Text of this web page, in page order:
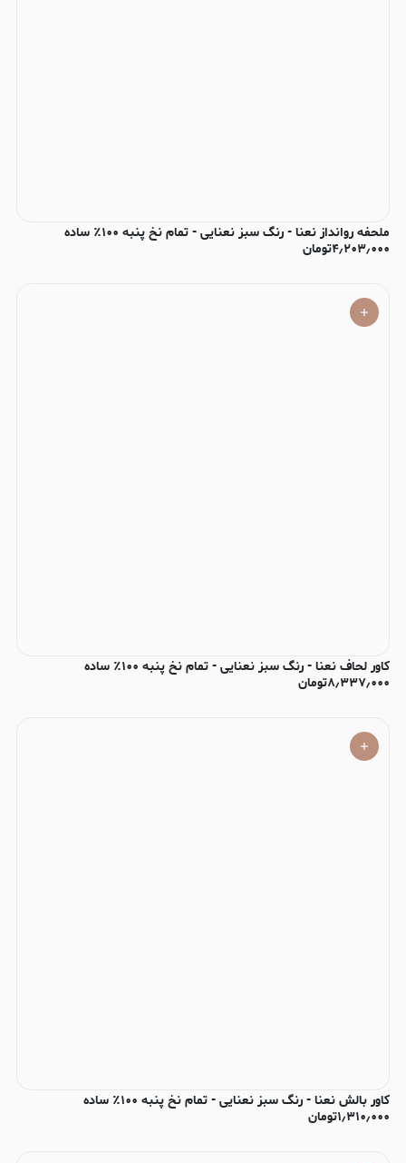
ملحفه روانداز نعنا - رنگ سبز نعنایی - تمام نخ پنبه ۱۰۰٪ ساده
۴٫۲۰۳٫۰۰۰تومان
کاور لحاف نعنا - رنگ سبز نعنایی - تمام نخ پنبه ۱۰۰٪ ساده
۸٫۳۳۷٫۰۰۰تومان
کاور بالش نعنا - رنگ سبز نعنایی - تمام نخ پنبه ۱۰۰٪ ساده
۱٫۳۱۰٫۰۰۰تومان